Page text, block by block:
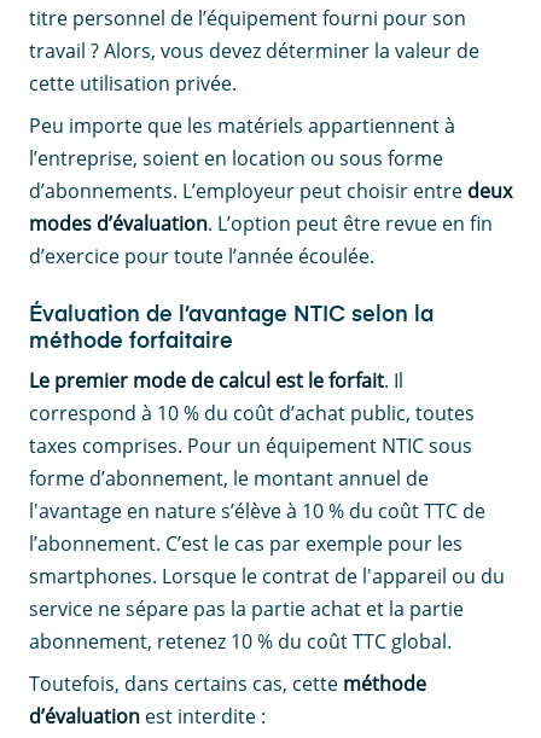
titre personnel de l’équipement fourni pour son
travail ? Alors, vous devez déterminer la valeur de
cette utilisation privée.
Peu importe que les matériels appartiennent à
l’entreprise, soient en location ou sous forme
d’abonnements. L’employeur peut choisir entre deux
modes d’évaluation. L’option peut être revue en fin
d’exercice pour toute l’année écoulée.
Évaluation de l’avantage NTIC selon la
méthode forfaitaire
Le premier mode de calcul est le forfait. Il
correspond à 10 % du coût d’achat public, toutes
taxes comprises. Pour un équipement NTIC sous
forme d’abonnement, le montant annuel de
l'avantage en nature s’élève à 10 % du coût TTC de
l’abonnement. C’est le cas par exemple pour les
smartphones. Lorsque le contrat de l'appareil ou du
service ne sépare pas la partie achat et la partie
abonnement, retenez 10 % du coût TTC global.
Toutefois, dans certains cas, cette méthode
d’évaluation est interdite :